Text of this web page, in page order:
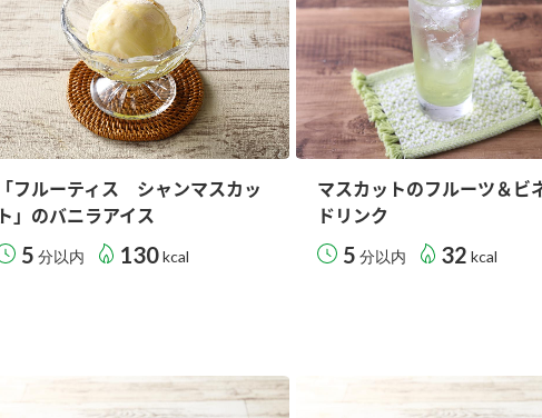
お酢を知ろう！ すしラボ ぽん酢サワー
「フルーティス シャンマスカッ
ト」のバニラアイス
5 分以内 130kcal
マスカットのフルーツ＆ビ
ドリンク
5 分以内 32 kcal